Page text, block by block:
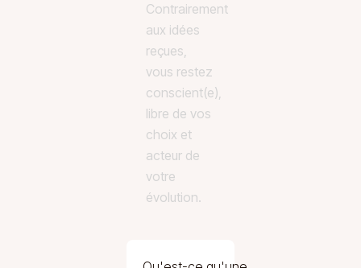
Contrairement
aux idées
reçues,
vous restez
conscient(e),
libre de vos
choix et
acteur de
votre
évolution.